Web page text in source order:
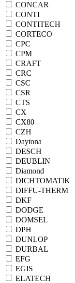
CONCAR
CONTI
CONTITECH
CORTECO
CPC
CPM
CRAFT
CRC
CSC
CSR
CTS
CX
CX80
CZH
Daytona
DESCH
DEUBLIN
Diamond
DICHTOMATIK
DIFFU-THERM
DKF
DODGE
DOMSEL
DPH
DUNLOP
DURBAL
EFG
EGIS
ELATECH